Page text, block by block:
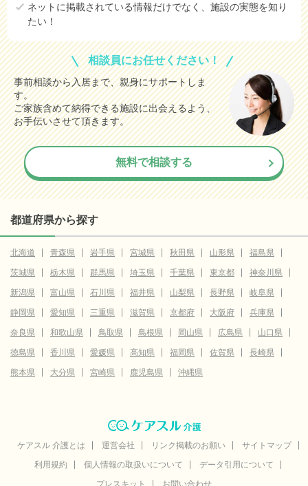
ネットに掲載されている情報だけでなく、施設の実態を知り
たい！
相談員にお任せください！
事前相談から入居まで、親身にサポートしま
す。
ご家族含めて納得できる施設に出会えるよう、
お手伝いさせて頂きます。
無料で相談する
都道府県から探す
北海道 青森県 岩手県 宮城県 秋田県 山形県
福島県
茨城県
栃木県 群馬県 埼玉県 千葉県 東京都
神奈川県
新潟県
富山県 石川県 福井県 山梨県 長野県
岐阜県
静岡県
愛知県 三重県 滋賀県 京都府 大阪府
兵庫県
奈良県
和歌山県 鳥取県 島根県 岡山県 広島県
山口県
徳島県
香川県 愛媛県 高知県 福岡県 佐賀県
長崎県
熊本県
大分県 宮崎県 鹿児島県 沖縄県
ケアスル 介護とは 運営会社 リンク掲載のお願い
サイトマップ
利用規約
個人情報の取扱いについて
データ引用について
プレスキット
お問い合わせ